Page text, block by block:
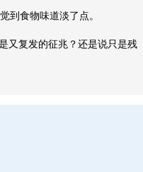
到食物味道淡了点。
又复发的征兆？还是说只是残